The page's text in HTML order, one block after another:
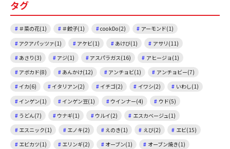
o
k
タグ
＃菜の花(1) ＃餃子(1) cookDo(2)
アーモンド(1)
アクアパッツァ(1)
アケビ(1) あけび(1)
アサリ(11)
あさり(3)
アジ(1) アスパラガス(16)
アヒージョ(1)
アボカド(8)
あんかけ(12) アンチョビ(1)
アンチョビー(7)
イカ(6)
イタリアン(2) イチゴ(2) イワシ(2)
いわし(1)
インゲン(1)
インゲン豆(1) ウインナー(4)
ウド(5)
うどん(7)
ウナギ(1) ウルイ(2)
エスカベージュ(1)
エスニック(1)
エノキ(2) えのき(1) えび(2)
エビ(15)
エビカツ(1)
エリンギ(2) オーブン(1)
オーブン焼き(1)